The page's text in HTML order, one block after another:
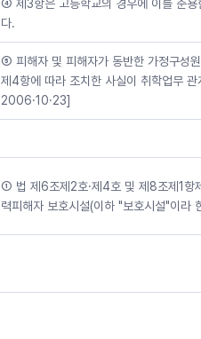
④ 제3항은 고등학교의 경우에 이를 준
다.
⑤ 피해자 및 피해자가 동반한 가정구성
제4항에 따라 조치한 사실이 취학업무
2006·10·23]
① 법 제6조제2호·제4호 및 제8조제1항
력피해자 보호시설(이하 "보호시설"이